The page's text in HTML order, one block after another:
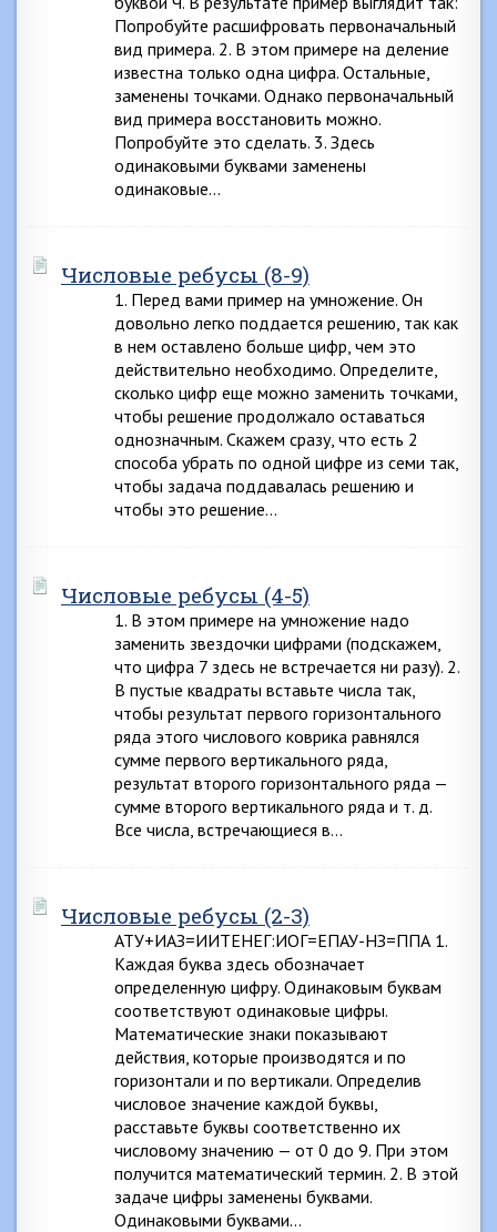
Попробуйте расшифровать первоначальный
вид примера. 2. В этом примере на деление
известна только одна цифра. Остальные,
заменены точками. Однако первоначальный
вид примера восстановить можно.
Попробуйте это сделать. 3. Здесь
одинаковыми буквами заменены
одинаковые…
Числовые ребусы (8-9)
1. Перед вами пример на умножение. Он
довольно легко поддается решению, так как
в нем оставлено больше цифр, чем это
действительно необходимо. Определите,
сколько цифр еще можно заменить точками,
чтобы решение продолжало оставаться
однозначным. Скажем сразу, что есть 2
способа убрать по одной цифре из семи так,
чтобы задача поддавалась решению и
чтобы это решение…
Числовые ребусы (4-5)
1. В этом примере на умножение надо
заменить звездочки цифрами (подскажем,
что цифра 7 здесь не встречается ни разу). 2.
В пустые квадраты вставьте числа так,
чтобы результат первого горизонтального
ряда этого числового коврика равнялся
сумме первого вертикального ряда,
результат второго горизонтального ряда —
сумме второго вертикального ряда и т. д.
Все числа, встречающиеся в…
Числовые ребусы (2-3)
АТУ+ИАЗ=ИИТЕНЕГ:ИОГ=ЕПАУ-НЗ=ППА 1.
Каждая буква здесь обозначает
определенную цифру. Одинаковым буквам
соответствуют одинаковые цифры.
Математические знаки показывают
действия, которые производятся и по
горизонтали и по вертикали. Определив
числовое значение каждой буквы,
расставьте буквы соответственно их
числовому значению — от 0 до 9. При этом
получится математический термин. 2. В этой
задаче цифры заменены буквами.
Одинаковыми буквами…